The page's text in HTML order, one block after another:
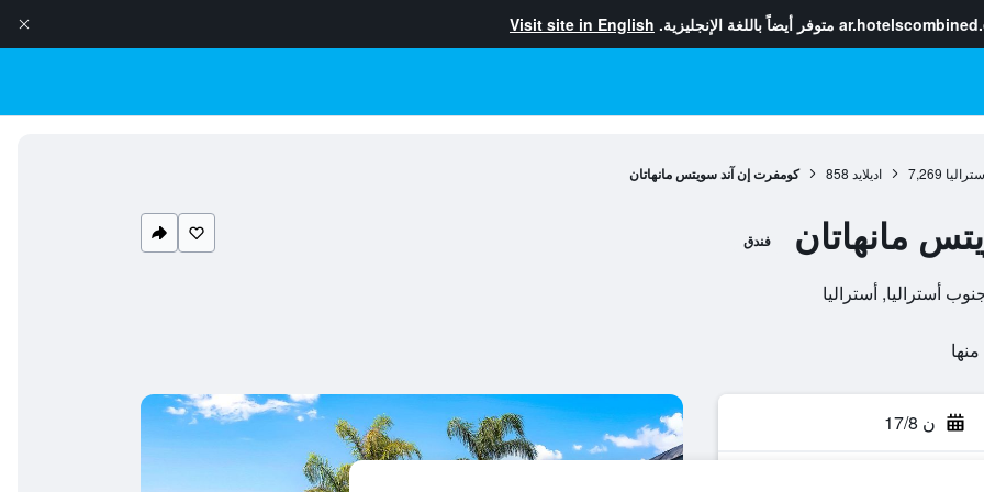
متوفر أيضاً باللغة الإنجليزية. Visit site in English
7,269 اديلايد 858 كومفرت إن آند سويتس مانهاتان
مانهاتان فندق
ن 17/8